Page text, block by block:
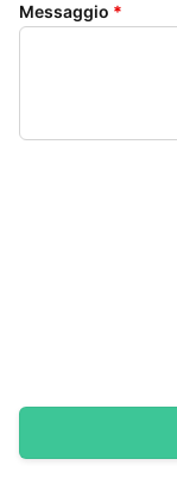
Messaggio *